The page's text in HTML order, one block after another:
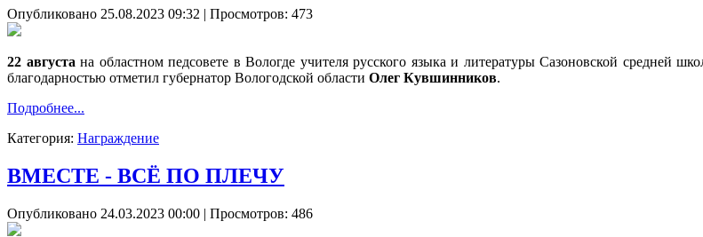
Опубликовано 25.08.2023 09:32 | Просмотров: 473
22 августа на областном педсовете в Вологде учителя русского языка и литературы Сазоновской средней
благодарностью отметил губернатор Вологодской области Олег Кувшинников.
Подробнее...
Категория: Награждение
ВМЕСТЕ - ВСЁ ПО ПЛЕЧУ
Опубликовано 24.03.2023 00:00 | Просмотров: 486